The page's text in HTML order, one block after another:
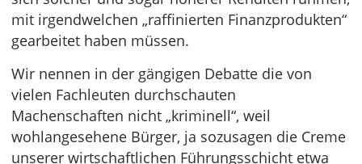
mit irgendwelchen „raffinierten Finanzprodukten“
gearbeitet haben müssen.
Wir nennen in der gängigen Debatte die von
vielen Fachleuten durchschauten
Machenschaften nicht „kriminell“, weil
wohlangesehene Bürger, ja sozusagen die Creme
unserer wirtschaftlichen Führungsschicht etwa